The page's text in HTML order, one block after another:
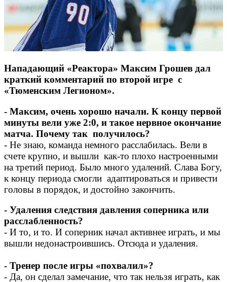
Нападающий «Реактора» Максим Грошев дал
краткий комментарий по второй игре с
«Тюменским Легионом».
- Максим, очень хорошо начали. К концу первой
минуты вели уже 2:0, и такое нервное окончание
матча. Почему так получилось?
- Не знаю, команда немного расслабилась. Вели в
счете крупно, и вышли как-то плохо настроенными
на третий период. Было много удалений. Слава Богу,
к концу периода смогли адаптироваться и привести
головы в порядок, и достойно закончить.
- Удаления следствия давления соперника или
расслабленность?
- И то, и то. И соперник начал активнее играть, и мы
вышли недонастроившись. Отсюда и удаления.
- Тренер после игры «похвалил»?
- Да, он сделал замечание, что так нельзя играть, как